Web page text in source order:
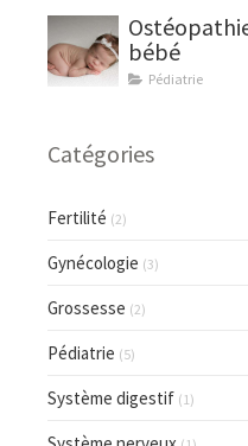
bébé
Pédiatrie
Catégories
Fertilité (2)
Gynécologie (3)
Grossesse (2)
Pédiatrie (5)
Système digestif (1)